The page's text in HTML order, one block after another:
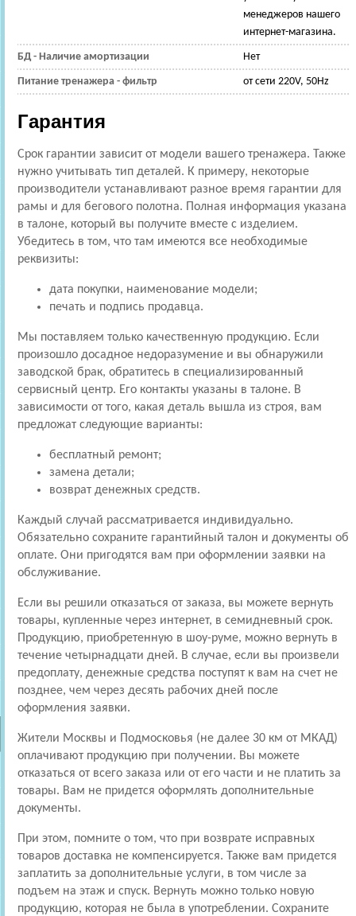
менеджеров нашего
интернет-магазина.
БД - Наличие амортизации Нет
Питание тренажера - фильтр от сети 220V, 50Hz
Гарантия
Срок гарантии зависит от модели вашего тренажера. Также
нужно учитывать тип деталей. К примеру, некоторые
производители устанавливают разное время гарантии для
рамы и для бегового полотна. Полная информация указана
в талоне, который вы получите вместе с изделием.
Убедитесь в том, что там имеются все необходимые
реквизиты:
дата покупки, наименование модели;
печать и подпись продавца.
Мы поставляем только качественную продукцию. Если
произошло досадное недоразумение и вы обнаружили
заводской брак, обратитесь в специализированный
сервисный центр. Его контакты указаны в талоне. В
зависимости от того, какая деталь вышла из строя, вам
предложат следующие варианты:
бесплатный ремонт;
замена детали;
возврат денежных средств.
Каждый случай рассматривается индивидуально.
Обязательно сохраните гарантийный талон и документы об
оплате. Они пригодятся вам при оформлении заявки на
обслуживание.
Если вы решили отказаться от заказа, вы можете вернуть
товары, купленные через интернет, в семидневный срок.
Продукцию, приобретенную в шоу-руме, можно вернуть в
течение четырнадцати дней. В случае, если вы произвели
предоплату, денежные средства поступят к вам на счет не
позднее, чем через десять рабочих дней после
оформления заявки.
Жители Москвы и Подмосковья (не далее 30 км от МКАД)
оплачивают продукцию при получении. Вы можете
отказаться от всего заказа или от его части и не платить за
товары. Вам не придется оформлять дополнительные
документы.
При этом, помните о том, что при возврате исправных
товаров доставка не компенсируется. Также вам придется
заплатить за дополнительные услуги, в том числе за
подъем на этаж и спуск. Вернуть можно только новую
продукцию, которая не была в употреблении. Сохраните